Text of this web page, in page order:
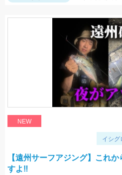
NEW
イシグ
【遠州サーフアジング】これ
すよ‼